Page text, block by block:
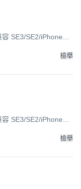
SE3/SE2/iPhone
檢舉
SE3/SE2/iPhone
檢舉